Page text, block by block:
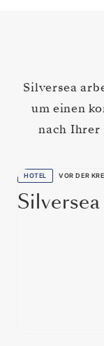
Silversea
um einen
nach Ihrer
HOTEL VOR DER